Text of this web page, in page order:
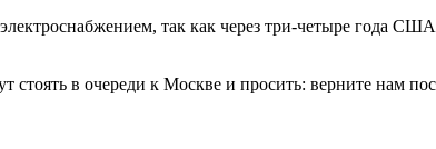
так как через три-четыре года
стоять в очереди к Москве и просить: верните нам